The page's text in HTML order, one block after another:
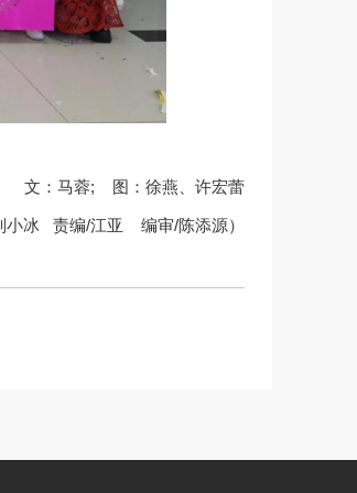
文：马蓉; 图：徐燕、许宏蕾
小冰 责编/江亚 编审/陈添源）